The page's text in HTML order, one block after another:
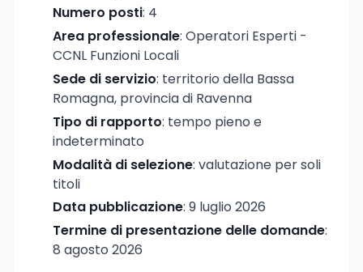
Numero posti: 4
Area professionale: Operatori Esperti -
CCNL Funzioni Locali
Sede di servizio: territorio della Bassa
Romagna, provincia di Ravenna
Tipo di rapporto: tempo pieno e
indeterminato
Modalità di selezione: valutazione per soli
titoli
Data pubblicazione: 9 luglio 2026
Termine di presentazione delle domande:
8 agosto 2026